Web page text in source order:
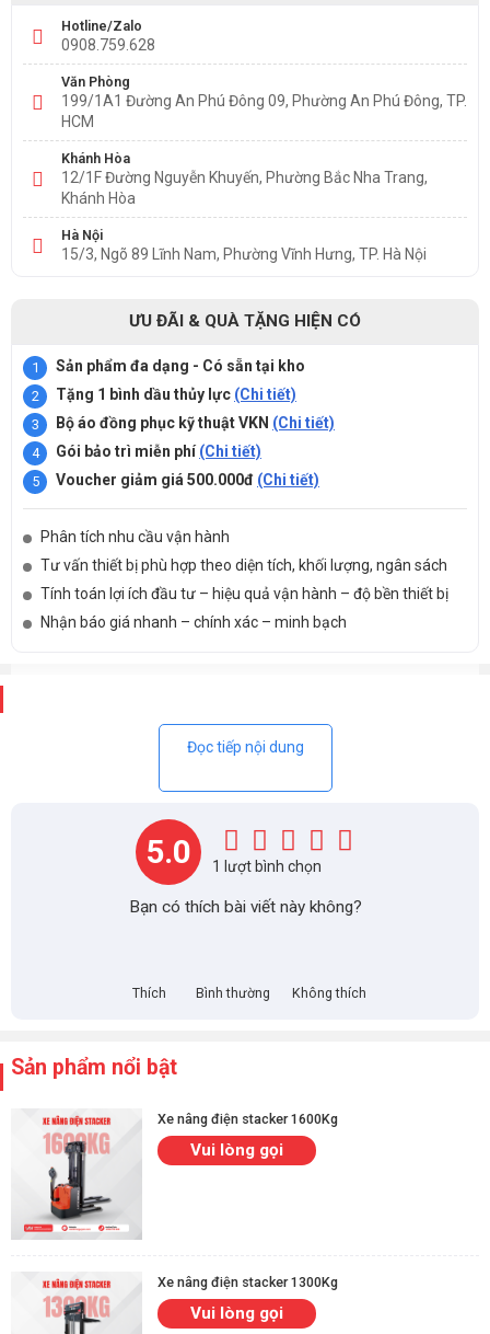
Hotline/Zalo
0908.759.628
Văn Phòng
199/1A1 Đường An Phú Đông 09, Phường An Phú Đông, TP.
HCM
Khánh Hòa
12/1F Đường Nguyễn Khuyến, Phường Bắc Nha Trang,
Khánh Hòa
Hà Nội
15/3, Ngõ 89 Lĩnh Nam, Phường Vĩnh Hưng, TP. Hà Nội
ƯU ĐÃI & QUÀ TẶNG HIỆN CÓ
Sản phẩm đa dạng - Có sẵn tại kho
Tặng 1 bình dầu thủy lực (Chi tiết)
Bộ áo đồng phục kỹ thuật VKN (Chi tiết)
Gói bảo trì miễn phí (Chi tiết)
Voucher giảm giá 500.000đ (Chi tiết)
Phân tích nhu cầu vận hành
Tư vấn thiết bị phù hợp theo diện tích, khối lượng, ngân sách
Tính toán lợi ích đầu tư – hiệu quả vận hành – độ bền thiết bị
Nhận báo giá nhanh – chính xác – minh bạch
Đọc tiếp nội dung
5.0 1 lượt bình chọn
Bạn có thích bài viết này không?
Thích Bình thường Không thích
Sản phẩm nổi bật
Xe nâng điện stacker 1600Kg
Vui lòng gọi
Xe nâng điện stacker 1300Kg
Vui lòng gọi